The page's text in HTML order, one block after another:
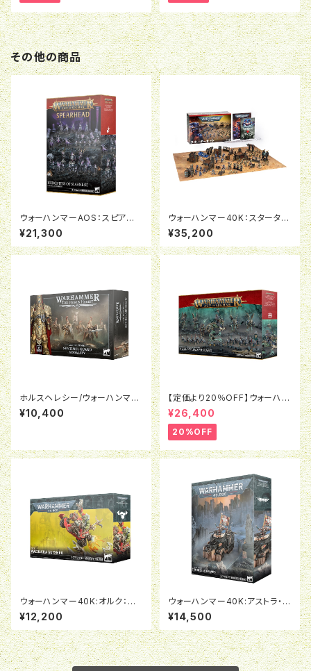
その他の商品
ウォーハンマーAOS：スピアヘッ
ド：エピキュリアン・レヴェラー
¥21,300
ウォーハンマー40K：スターター
セット（日本語版）
¥35,200
ホルスヘレシー/ウォーハンマー
40K:レギオ・カストーデス：セン
チネル・ガード・ソダリティ
¥10,400
【定価より20％OFF】ウォーハン
マーAOS:バトルフォース：オシア
ーク・ボーンリーパー：ナル・ミリ
アッドの密集陣
¥26,400
20%OFF
ウォーハンマー40K:オルク：ヴ
ァズダッカ・ガズメク
¥12,200
ウォーハンマー40K:アストラ・ミ
リタルム：政治将校グレイヴス
¥14,500